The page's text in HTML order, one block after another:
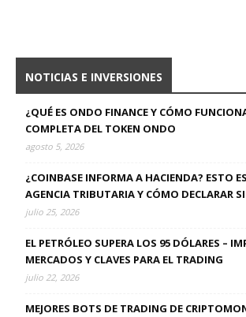
NOTICIAS E INVERSIONES
¿QUÉ ES ONDO FINANCE Y CÓMO
COMPLETA DEL TOKEN ONDO
agosto 5, 2026
¿COINBASE INFORMA A HACIENDA? ESTO
AGENCIA TRIBUTARIA Y CÓMO DECLARAR
julio 25, 2026
EL PETRÓLEO SUPERA LOS 95 DÓLARES –
MERCADOS Y CLAVES PARA EL TRADING
julio 22, 2026
MEJORES BOTS DE TRADING DE